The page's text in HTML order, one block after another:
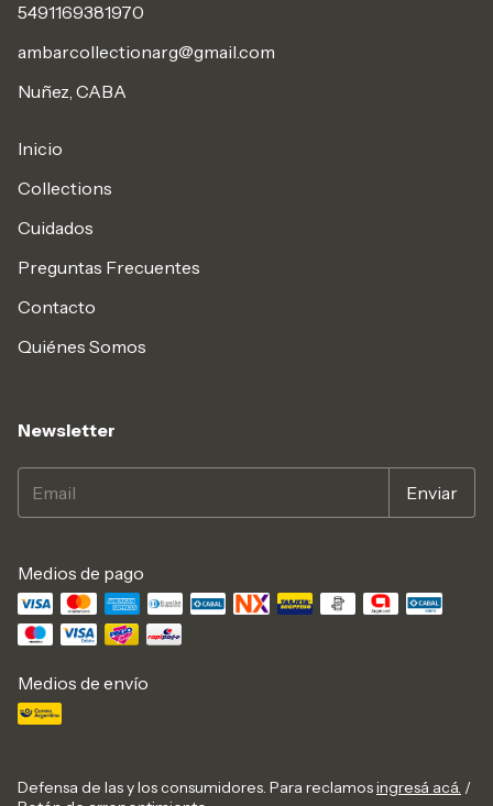
5491169381970
ambarcollectionarg@gmail.com
Nuñez, CABA
Inicio
Collections
Cuidados
Preguntas Frecuentes
Contacto
Quiénes Somos
Newsletter
Medios de pago
Medios de envío
Defensa de las y los consumidores. Para reclamosingresá acá. /